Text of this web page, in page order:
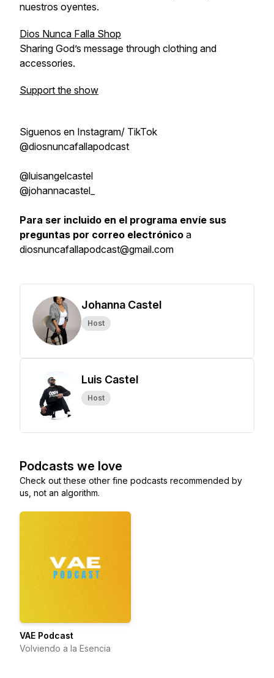
nuestros oyentes.
Dios Nunca Falla Shop
Sharing God’s message through clothing and
accessories.
Support the show
Siguenos en Instagram/ TikTok
@diosnuncafallapodcast
@luisangelcastel
@johannacastel_
Para ser incluido en el programa envíe sus
preguntas por correo electrónico a
diosnuncafallapodcast@gmail.com
Johanna Castel
Host
Luis Castel
Host
Podcasts we love
Check out these other fine podcasts recommended by
us, not an algorithm.
VAE Podcast
Volviendo a la Esencia